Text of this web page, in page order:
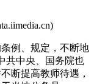
例、规定，不断地
共中央、国务院也
断提高教师待遇，